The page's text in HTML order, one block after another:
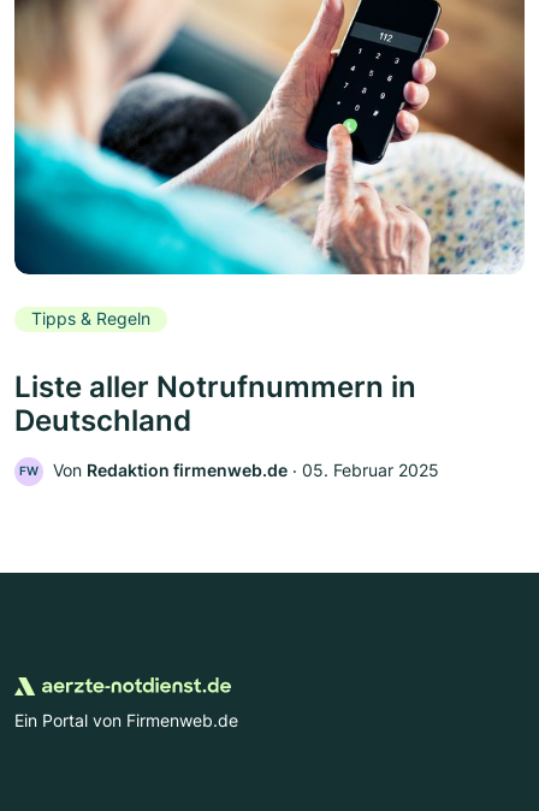
Tipps & Regeln
Liste aller Notrufnummern in
Deutschland
FW Von Redaktion firmenweb.de ‧ 05. Februar 2025
Ein Portal von Firmenweb.de